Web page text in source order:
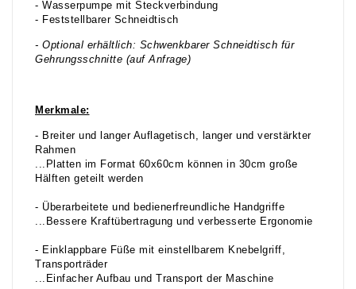
- Wasserpumpe mit Steckverbindung
- Feststellbarer Schneidtisch
- Optional erhältlich: Schwenkbarer Schneidtisch für
Gehrungsschnitte (auf Anfrage)
Merkmale:
- Breiter und langer Auflagetisch, langer und verstärkter
Rahmen
...Platten im Format 60x60cm können in 30cm große
Hälften geteilt werden
- Überarbeitete und bedienerfreundliche Handgriffe
...Bessere Kraftübertragung und verbesserte Ergonomie
- Einklappbare Füße mit einstellbarem Knebelgriff,
Transporträder
...Einfacher Aufbau und Transport der Maschine